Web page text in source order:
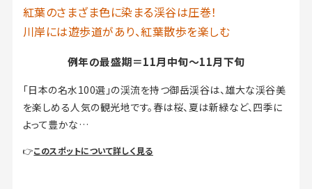
紅葉のさまざま色に染まる渓谷は圧巻！
川岸には遊歩道があり、紅葉散歩を楽しむ
例年の最盛期＝11月中旬～11月下旬
「日本の名水100選」の渓流を持つ御岳渓谷は、雄大な渓谷美
を楽しめる人気の観光地です。春は桜、夏は新緑など、四季に
よって豊かな…
👉このスポットについて詳しく見る